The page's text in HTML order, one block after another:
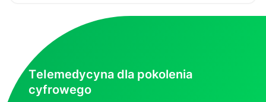
TеIеmеԁусyna dla pokolenia
cyfrowego